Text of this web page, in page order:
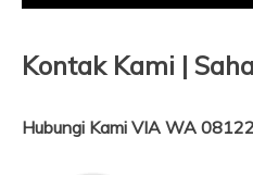
Kontak Kami |
Hubungi Kami VIA WA